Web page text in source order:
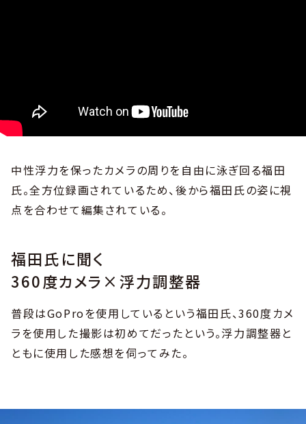
中性浮力を保ったカメラの周りを自由に泳ぎ回る福田
氏。全方位録画されているため、後から福田氏の姿に視
点を合わせて編集されている。
福田氏に聞く
360度カメラ×浮力調整器
普段はGoProを使用しているという福田氏、360度カメ
ラを使用した撮影は初めてだったという。浮力調整器と
ともに使用した感想を伺ってみた。